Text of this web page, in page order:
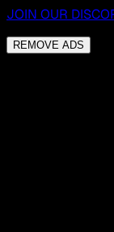
JOIN OUR
REMOVE ADS